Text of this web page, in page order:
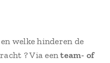
welke hinderen de
? Via eenteam- of